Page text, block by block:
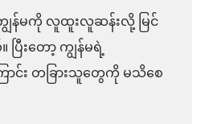
န်မကို လူထူးလူဆန်းလို့ မြင်
ြီးတော့ ကျွန်မရဲ့
း တခြားသူတွေကို မသိစေ